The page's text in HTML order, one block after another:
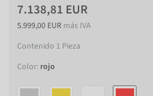
7.138,81 EUR
5.999,00 EUR más IVA
Contenido 1 Pieza
Color: rojo